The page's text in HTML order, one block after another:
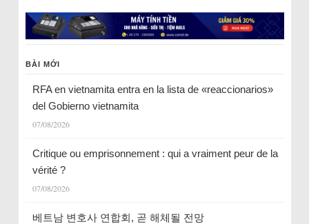
BÀI MỚI
RFA en vietnamita entra en la lista de «reaccionarios»
del Gobierno vietnamita
07/08/2026
Critique ou emprisonnement : qui a vraiment peur de la
vérité ?
07/08/2026
베트남 변호사 연합회, 곧 해체될 전망